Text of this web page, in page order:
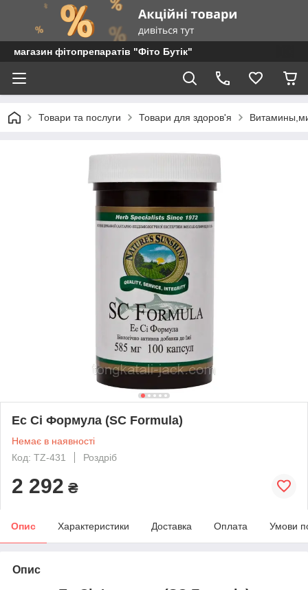
магазин фітопрепаратів "Фіто Бутік"
Товари та послуги Товари для здоров'я
Ес Сі Формула (SC Formula)
Немає в наявності
Код: TZ-431
Роздріб
2 292 ₴
Опис Характеристики Доставка Оплата Умови
Опис